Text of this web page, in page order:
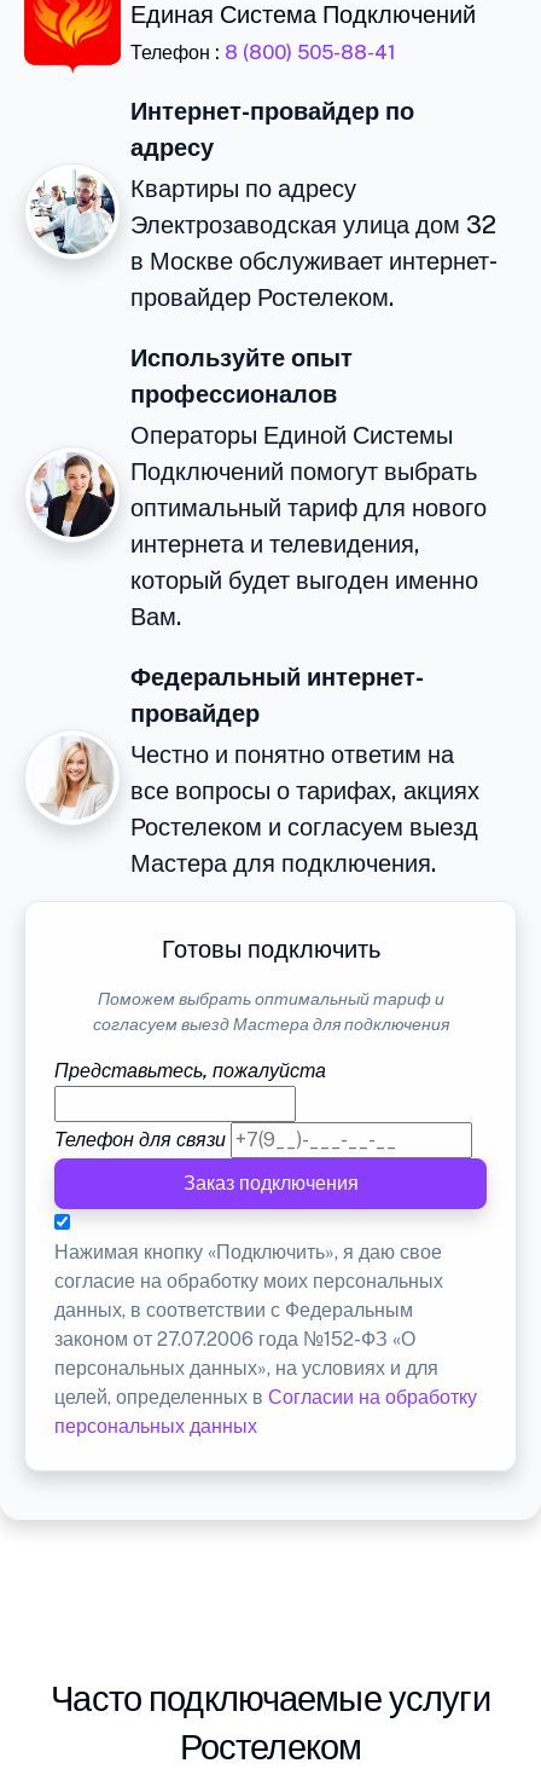
Единая Система Подключений
Телефон : 8 (800) 505-88-41
Интернет-провайдер по
адресу
Квартиры по адресу
Электрозаводская улица дом 32
в Москве обслуживает интернет-
провайдер Ростелеком.
Используйте опыт
профессионалов
Операторы Единой Системы
Подключений помогут выбрать
оптимальный тариф для нового
интернета и телевидения,
который будет выгоден именно
Вам.
Федеральный интернет-
провайдер
Честно и понятно ответим на
все вопросы о тарифах, акциях
Ростелеком и согласуем выезд
Мастера для подключения.
Готовы подключить
Поможем выбрать оптимальный тариф и
согласуем выезд Мастера для подключения
Представьтесь, пожалуйста
Телефон для связи
Заказ подключения
Нажимая кнопку «Подключить», я даю свое
согласие на обработку моих персональных
данных, в соответствии с Федеральным
законом от 27.07.2006 года №152-ФЗ «О
персональных данных», на условиях и для
целей, определенных в Согласии на обработку
персональных данных
Часто подключаемые услуги
Ростелеком